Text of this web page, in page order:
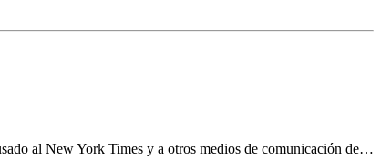
al New York Times y a otros medios de comunicación de…